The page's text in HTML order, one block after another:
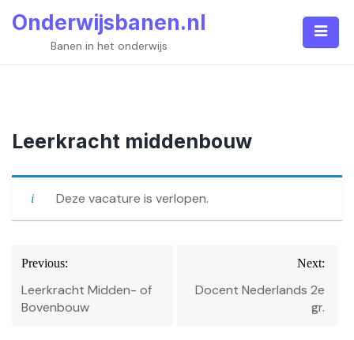
Onderwijsbanen.nl
Banen in het onderwijs
Leerkracht middenbouw
Deze vacature is verlopen.
Bericht
navigatie
Previous:
Leerkracht Midden- of
Bovenbouw
Next:
Docent Nederlands 2e
gr.